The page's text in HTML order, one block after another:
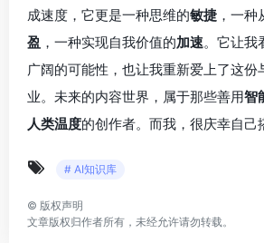
成速度，它更是一种思维的敏捷 ，一
盈 ，一种实现自我价值的加速。它让我
广阔的可能性，也让我重新爱上了这份
业。未来的内容世界，属于那些善用智
人类温度的创作者。而我，很庆幸自己
# AI知识库
© 版权声明
文章版权归作者所有，未经允许请勿转载。